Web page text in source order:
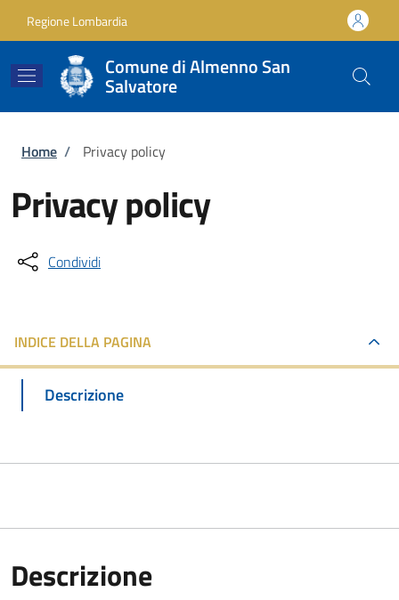
Regione Lombardia
Comune di Almenno San
Salvatore
Briciole di pane
Home / Privacy policy
Privacy policy
Condividi
INDICE DELLA PAGINA
Descrizione
Descrizione